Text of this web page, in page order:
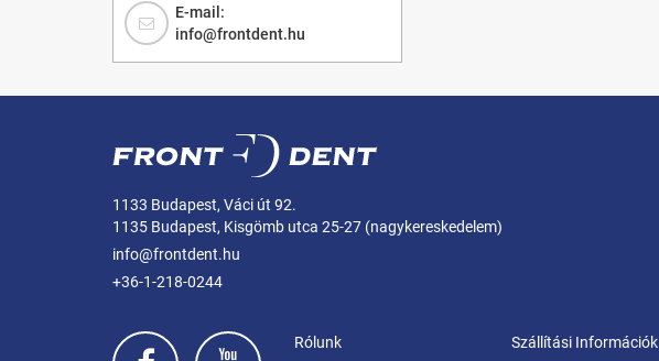
E-mail:
info@frontdent.hu
1133 Budapest, Váci út 92.
1135 Budapest, Kisgömb utca 25-27 (nagykereskedelem)
info@frontdent.hu
+36-1-218-0244
Rólunk Szállítási Információk